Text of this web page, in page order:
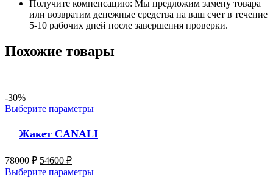
Получите компенсацию: Мы предложим замену товара
или возвратим денежные средства на ваш счет в течение
5-10 рабочих дней после завершения проверки.
Похожие товары
-30%
Выберите параметры
Жакет CANALI
78000₽ 54600 ₽
Выберите параметры